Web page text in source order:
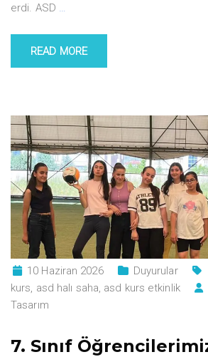
erdi. ASD …
READ MORE
10 Haziran 2026 Duyurular
kurs, asd halı saha, asd kurs etkinlik
Tasarım
7. Sınıf